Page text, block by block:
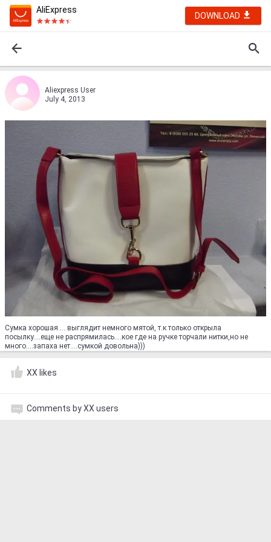
AliExpress
DOWNLOAD
Aliexpress User
July 4, 2013
Сумка хорошая.... выглядит немного мятой, т.к только открыла
посылку....еще не распрямилась....кое где на ручке торчали нитки,но не
много....запаха нет....сумкой довольна)))
XX likes
Comments by XX users